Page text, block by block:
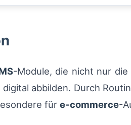
-Module, die nicht nur
abbilden. Durch
für e‑commerce-